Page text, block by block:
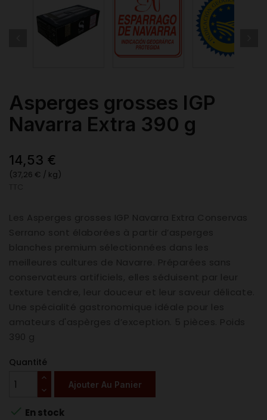
Asperges grosses IGP
Navarra Extra 390 g
14,53 €
(37,26 € / kg)
Quantité
Ajouter Au Panier
 En stock